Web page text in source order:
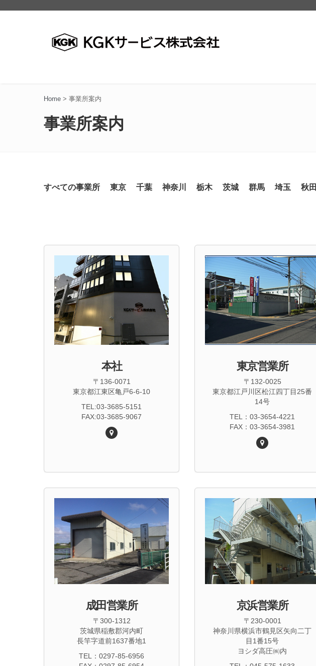
Home > 事業所案内
事業所案内
すべての事業所 東京 千葉 神奈川 栃木 茨城 群馬 埼玉 秋田
本社
〒136-0071
東京都江東区亀戸6-6-10
TEL:03-3685-5151
FAX:03-3685-9067
東京営業所
〒132-0025
東京都江戸川区松江四丁目25番
14号
TEL：03-3654-4221
FAX：03-3654-3981
成田営業所
〒300-1312
茨城県稲敷郡河内町
長竿字道前1637番地1
TEL：0297-85-6956
京浜営業所
〒230-0001
神奈川県横浜市鶴見区矢向二丁
目1番15号
ヨシダ高圧㈱内